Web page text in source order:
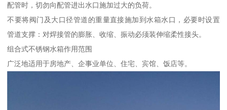
配管时，切勿向配管进出水口施加过大的负荷。
不要将阀门及大口径管道的重量直接施加到水箱水口，必要时设置
管道支撑：对焊接管的膨胀、收缩、振动必须装伸缩柔性接头。
组合式不锈钢水箱作用范围
广泛地适用于房地产、企事业单位、住宅、宾馆、饭店等。